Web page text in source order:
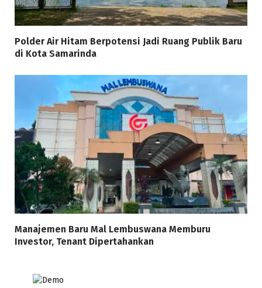
Polder Air Hitam Berpotensi Jadi Ruang Publik Baru
di Kota Samarinda
Manajemen Baru Mal Lembuswana Memburu
Investor, Tenant Dipertahankan